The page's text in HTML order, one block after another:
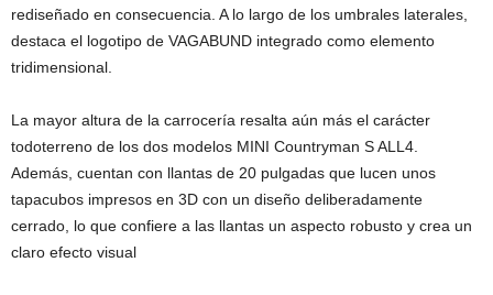
rediseñado en consecuencia. A lo largo de los umbrales laterales,
destaca el logotipo de VAGABUND integrado como elemento
tridimensional.
La mayor altura de la carrocería resalta aún más el carácter
todoterreno de los dos modelos MINI Countryman S ALL4.
Además, cuentan con llantas de 20 pulgadas que lucen unos
tapacubos impresos en 3D con un diseño deliberadamente
cerrado, lo que confiere a las llantas un aspecto robusto y crea un
claro efecto visual